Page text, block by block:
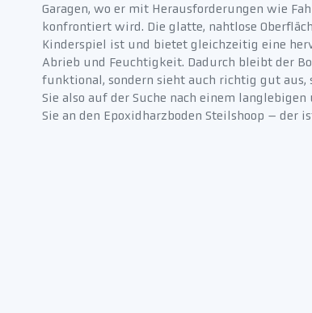
Garagen, wo er mit Herausforderungen wie
konfrontiert wird. Die glatte, nahtlose
Kinderspiel ist und bietet gleichzeitig eine
Abrieb und Feuchtigkeit. Dadurch bleibt der
funktional, sondern sieht auch richtig gut aus,
Sie also auf der Suche nach einem
Sie an den Epoxidharzboden Steilshoop – der